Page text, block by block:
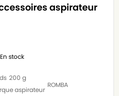
aspirateur
En stock
200 g
aspirateur
ROMBA